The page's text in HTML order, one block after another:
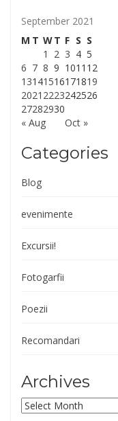
September 2021
M T WT F S S
« Aug Oct »
1 2 3 4 5
6 7 8 9 1011 12
13141516171819
2021 2223242526
27282930
Categories
Blog
evenimente
Excursii!
Fotogarfii
Poezii
Recomandari
Archives
Archives